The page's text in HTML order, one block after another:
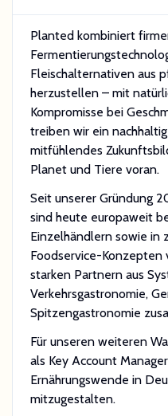
Planted kombiniert
Fleischalternativen aus
herzustellen – mit
Kompromisse bei
treiben wir ein
mitfühlendes
Planet und Tiere voran.
Seit unserer Gründung
sind heute europaweit
Einzelhändlern sowie in
Foodservice-
starken Partnern aus
Verkehrsgastronomie,
Spitzengastronomie
Für unseren weiteren
als Key Account
Ernährungswende in
mitzugestalten.